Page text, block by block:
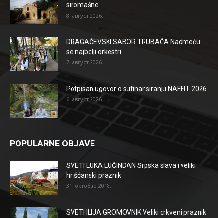
siromašne
8. август 2026.
DRAGAČEVSKI SABOR TRUBAČA Nadmeću
se najbolji orkestri
7. август 2026.
Potpisan ugovor o sufinansiranju NAFFIT 2026.
6. август 2026.
POPULARNE OBJAVE
SVETI LUKA LUČINDAN Srpska slava i veliki
hrišćanski praznik
31. октобар 2018.
SVETI ILIJA GROMOVNIK Veliki crkveni praznik